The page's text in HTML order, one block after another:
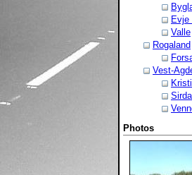
Evje
Valle
Rogaland
Vest-
Sirdal
Photos